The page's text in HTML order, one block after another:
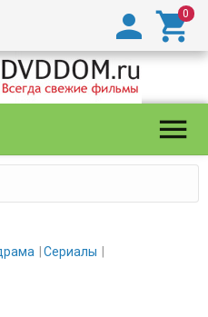



Сериалы